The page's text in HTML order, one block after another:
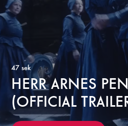
47 sek
HERR ARNES
(OFFICIAL